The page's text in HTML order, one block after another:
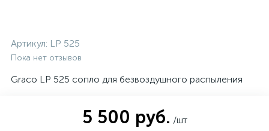
Артикул: LP 525
Пока нет отзывов
Graco LP 525 сопло для безвоздушного распыления
5 500 руб. /шт